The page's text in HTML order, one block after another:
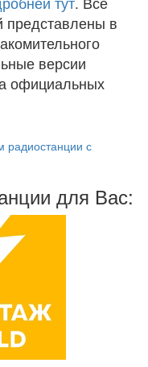
представлены в
версии
официальных
радиостанции с
для Вас: